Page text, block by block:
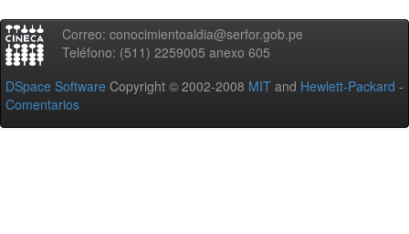
Correo: conocimientoaldia@serfor.gob.pe
Teléfono: (511) 2259005 anexo 605
DSpace Software Copyright © 2002-2008 MIT and Hewlett-Packard -
Comentarios